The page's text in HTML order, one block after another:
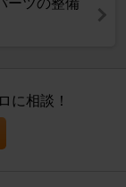
ーツの整備
に相談！